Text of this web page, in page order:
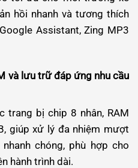
hồi nhanh và tương thích
Assistant, Zing MP3
và lưu trữ đáp ứng nhu cầu
trang bị chip 8 nhân, RAM
giúp xử lý đa nhiệm mượt
chóng, phù hợp cho
hành trình dài.